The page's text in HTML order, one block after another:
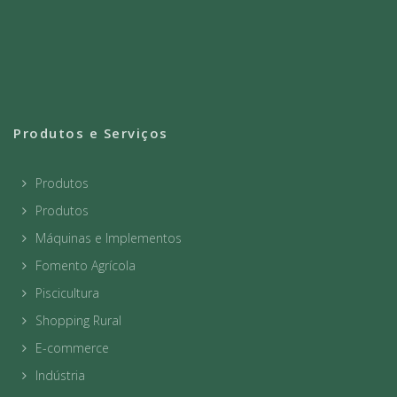
Produtos e Serviços
Produtos
Produtos
Máquinas e Implementos
Fomento Agrícola
Piscicultura
Shopping Rural
E-commerce
Indústria